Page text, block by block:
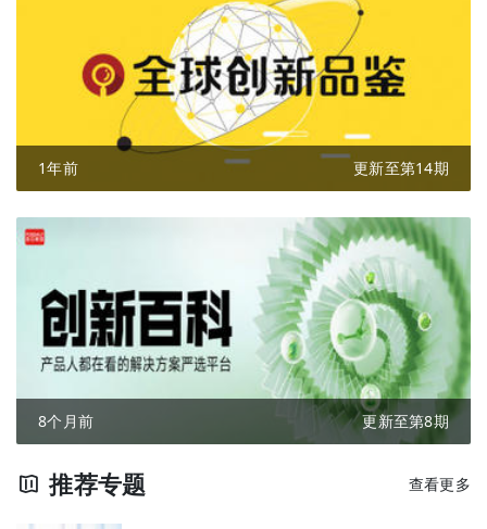
1年前 更新至第14期
8个月前 更新至第8期
推荐专题 查看更多